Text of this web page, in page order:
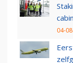
04-